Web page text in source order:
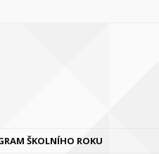
ŠKOLNÍHO ROKU